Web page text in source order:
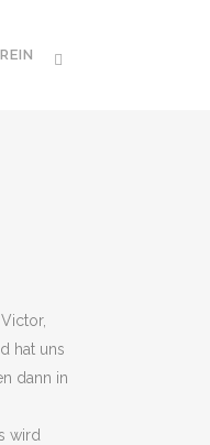
hat uns
dann in
wird